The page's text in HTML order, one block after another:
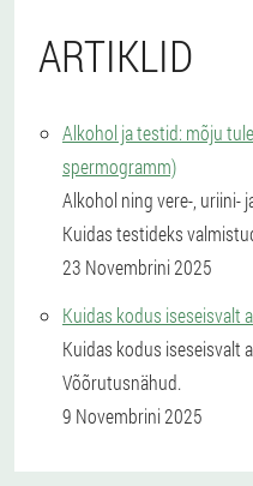
ARTIKLID
Alkohol ja testid: mõju
spermogramm)
Alkohol ning vere-, uriini-
Kuidas testideks
23 Novembrini 2025
Kuidas kodus iseseisvalt
Kuidas kodus iseseisvalt
Võõrutusnähud.
9 Novembrini 2025